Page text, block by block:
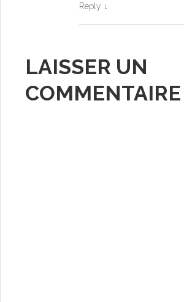
Reply ↓
LAISSER UN
COMMENTAIRE